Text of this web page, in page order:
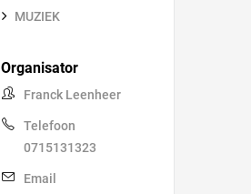
MUZIEK
Organisator
Franck Leenheer
Telefoon
0715131323
Email